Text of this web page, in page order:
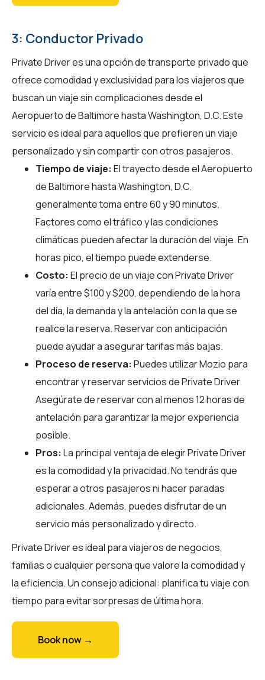
3: Conductor Privado
Private Driver es una opción de transporte privado que
ofrece comodidad y exclusividad para los viajeros que
buscan un viaje sin complicaciones desde el
Aeropuerto de Baltimore hasta Washington, D.C. Este
servicio es ideal para aquellos que prefieren un viaje
personalizado y sin compartir con otros pasajeros.
Tiempo de viaje: El trayecto desde el Aeropuerto
de Baltimore hasta Washington, D.C.
generalmente toma entre 60 y 90 minutos.
Factores como el tráfico y las condiciones
climáticas pueden afectar la duración del viaje. En
horas pico, el tiempo puede extenderse.
Costo: El precio de un viaje con Private Driver
varía entre $100 y $200, dependiendo de la hora
del día, la demanda y la antelación con la que se
realice la reserva. Reservar con anticipación
puede ayudar a asegurar tarifas más bajas.
Proceso de reserva: Puedes utilizarMozio para
encontrar y reservar servicios de Private Driver.
Asegúrate de reservar con al menos 12 horas de
antelación para garantizar la mejor experiencia
posible.
Pros: La principal ventaja de elegir Private Driver
es la comodidad y la privacidad. No tendrás que
esperar a otros pasajeros ni hacer paradas
adicionales. Además, puedes disfrutar de un
servicio más personalizado y directo.
Private Driver es ideal para viajeros de negocios,
familias o cualquier persona que valore la comodidad y
la eficiencia. Un consejo adicional: planifica tu viaje con
tiempo para evitar sorpresas de última hora.
Book now →